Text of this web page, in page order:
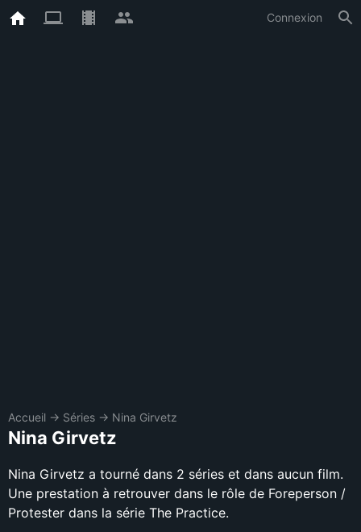
Connexion
Accueil → Séries → Nina Girvetz
Nina Girvetz
Nina Girvetz a tourné dans 2 séries et dans aucun film.
Une prestation à retrouver dans le rôle de Foreperson /
Protester dans la série The Practice.